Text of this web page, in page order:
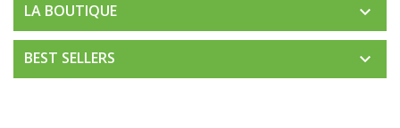
LA BOUTIQUE 
BEST SELLERS 